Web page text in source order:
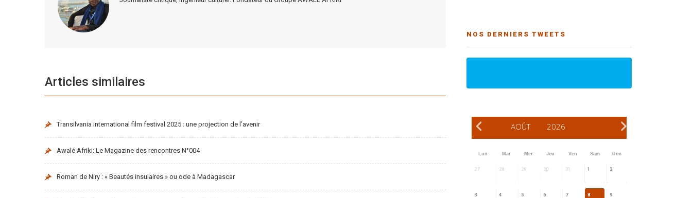
Articles similaires
Transilvania international film festival 2025 : une projection de l’avenir
Awalé Afriki: Le Magazine des rencontres N°004
Roman de Niry : « Beautés insulaires » ou ode à Madagascar
NOS DERNIERS TWEETS
AOÛT 2026
Lun Mar Mer Jeu Ven Sam Dim
27 28 29 30 31 1 2
3 4 5 6 7 8 9